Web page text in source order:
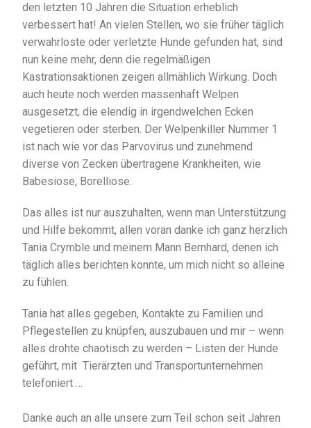
den letzten 10 Jahren die Situation erheblich
verbessert hat! An vielen Stellen, wo sie früher täglich
verwahrloste oder verletzte Hunde gefunden hat, sind
nun keine mehr, denn die regelmäßigen
Kastrationsaktionen zeigen allmählich Wirkung. Doch
auch heute noch werden massenhaft Welpen
ausgesetzt, die elendig in irgendwelchen Ecken
vegetieren oder sterben. Der Welpenkiller Nummer 1
ist nach wie vor das Parvovirus und zunehmend
diverse von Zecken übertragene Krankheiten, wie
Babesiose, Borelliose.
Das alles ist nur auszuhalten, wenn man Unterstützung
und Hilfe bekommt, allen voran danke ich ganz herzlich
Tania Crymble und meinem Mann Bernhard, denen ich
täglich alles berichten konnte, um mich nicht so alleine
zu fühlen.
Tania hat alles gegeben, Kontakte zu Familien und
Pflegestellen zu knüpfen, auszubauen und mir – wenn
alles drohte chaotisch zu werden – Listen der Hunde
geführt, mit Tierärzten und Transportunternehmen
telefoniert …
Danke auch an alle unsere zum Teil schon seit Jahren